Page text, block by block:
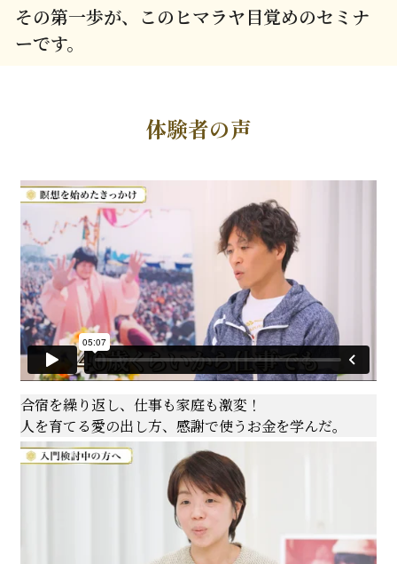
その第一歩が、このヒマラヤ目覚めのセミナ
ーです。
体験者の声
合宿を繰り返し、仕事も家庭も激変！
人を育てる愛の出し方、感謝で使うお金を学んだ。